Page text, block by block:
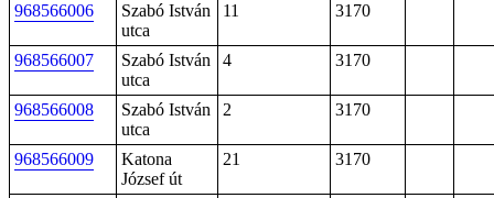
968566006
Szabó István
utca
11 3170
968566007
Szabó István
utca
4 3170
968566008
Szabó István
utca
2 3170
968566009
Katona
József út
21 3170